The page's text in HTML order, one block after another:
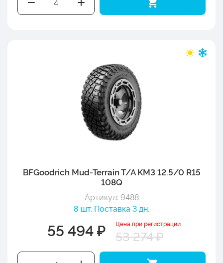
BFGoodrich Mud-Terrain T/A KM3 12.5/0 R15
108Q
Артикул: 9488
8 шт. Поставка 3 дн.
55 494 ₽ Цена при регистрации
53 274 ₽